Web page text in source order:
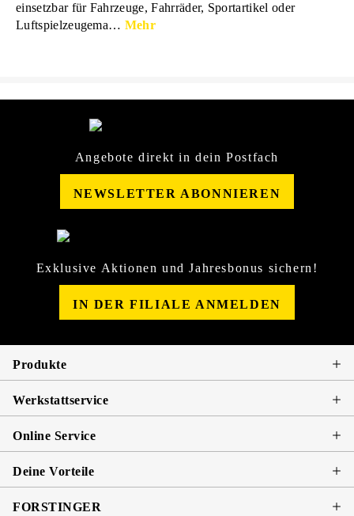
einsetzbar für Fahrzeuge, Fahrräder, Sportartikel oder
Luftspielzeugema… Mehr
Angebote direkt in dein Postfach
NEWSLETTER ABONNIEREN
Exklusive Aktionen und Jahresbonus sichern!
IN DER FILIALE ANMELDEN
Produkte
Werkstattservice
Online Service
Deine Vorteile
FORSTINGER